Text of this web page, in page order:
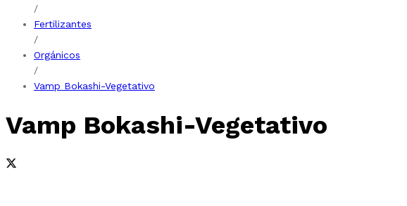
/
Fertilizantes
/
Orgánicos
/
Vamp Bokashi-Vegetativo
Vamp Bokashi-Vegetativo